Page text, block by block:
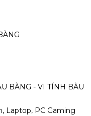
BÀNG - VI TÍNH BÀU
Laptop, PC Gaming